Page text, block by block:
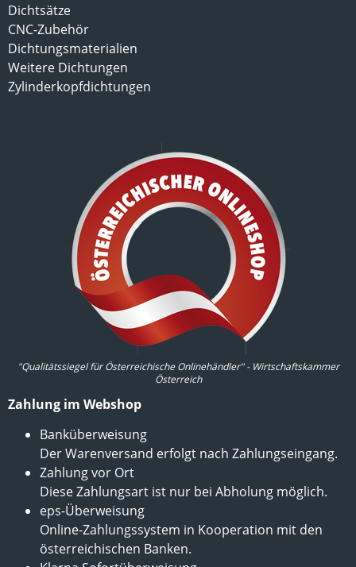
Dichtsätze
CNC-Zubehör
Dichtungsmaterialien
Weitere Dichtungen
Zylinderkopfdichtungen
"Qualitätssiegel für Österreichische Onlinehändler" - Wirtschaftskammer
Österreich
Zahlung im Webshop
Banküberweisung
Der Warenversand erfolgt nach Zahlungseingang.
Zahlung vor Ort
Diese Zahlungsart ist nur bei Abholung möglich.
eps-Überweisung
Online-Zahlungssystem in Kooperation mit den
österreichischen Banken.